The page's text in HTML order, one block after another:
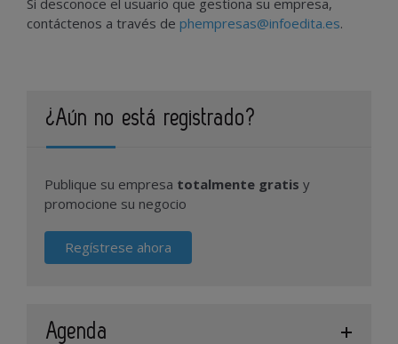
Si desconoce el usuario que gestiona su empresa,
contáctenos a través de phempresas@infoedita.es.
¿Aún no está registrado?
Publique su empresa totalmente gratis y
promocione su negocio
Regístrese ahora
Agenda